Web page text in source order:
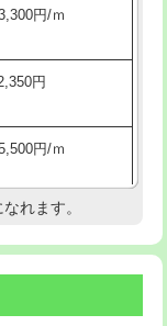
円
円
円
円
円
円
円
円
円
円/ｍ
円
円/ｍ
地調査
れます。